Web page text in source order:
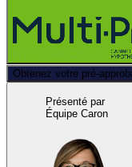
Obtenez votre pré-
Présenté par
Équipe Caron